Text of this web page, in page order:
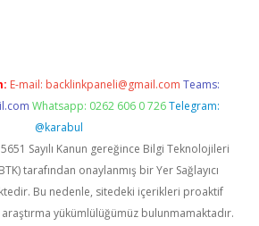
E-mail: backlinkpaneli@gmail.com Teams:
Whatsapp: 0262 606 0 726 Telegram:
@karabul
Sayılı Kanun gereğince Bilgi Teknolojileri
tarafından onaylanmış bir Yer Sağlayıcı
Bu nedenle, sitedeki içerikleri proaktif
yükümlülüğümüz bulunmamaktadır.